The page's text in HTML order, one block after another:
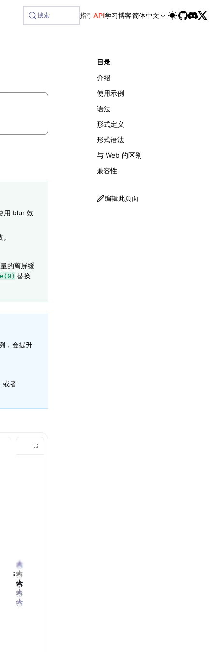
at /next/zh/llms-full.txt, and this page is available
搜索 指引API学习博客简体中文
用 blur 效
的离屏缓
替换
，会提升
或者
目录
介绍
使用示例
语法
形式定义
形式语法
与 Web 的区别
兼容性
编辑此页面